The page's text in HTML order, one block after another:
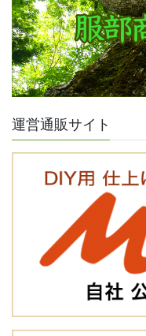
運営通販サイト